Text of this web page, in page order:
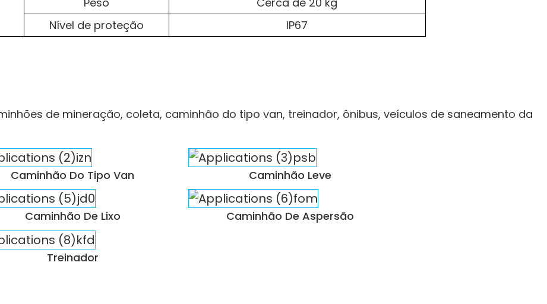
Nível de proteção
IP67
de mineração, coleta, caminhão do tipo van, treinador, ônibus, veículos de saneamento da
Caminhão Do Tipo Van Caminhão Leve
Caminhão De Lixo Caminhão De Aspersão
Treinador